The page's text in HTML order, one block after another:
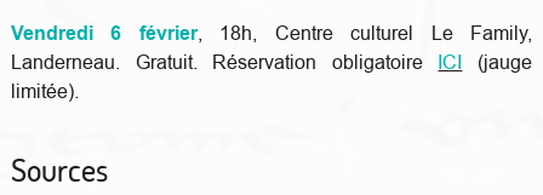
Vendredi 6 février, 18h, Centre culturel Le Family,
Landerneau. Gratuit. Réservation obligatoire ICI (jauge
limitée).
Sources